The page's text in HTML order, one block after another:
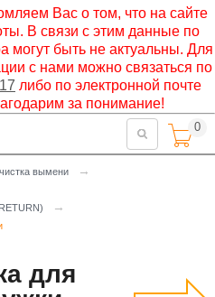
Вас о том, что на сайте
В связи с этим данные по
могут быть не актуальны. Для
с нами можно связаться по
либо по электронной почте
за понимание!
 0
вымени →
→
для